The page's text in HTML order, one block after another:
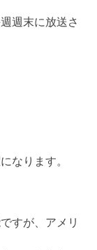
週末に放送さ
なります。
すが、アメリ